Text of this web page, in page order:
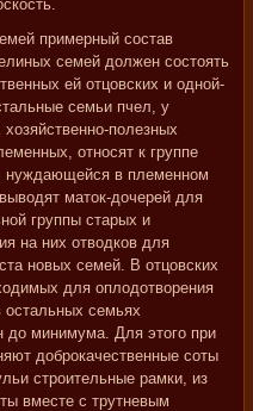
примерный состав
семей должен состоять
ей отцовских и одной-
семьи пчел, у
полезных
относят к группе
нуждающейся в племенном
маток-дочерей для
группы старых и
на них отводков для
новых семей. В отцовских
для оплодотворения
семьях
до минимума. Для этого при
доброкачественные соты
строительные рамки, из
вместе с трутневым